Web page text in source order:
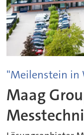
"Meilenstein in
Maag